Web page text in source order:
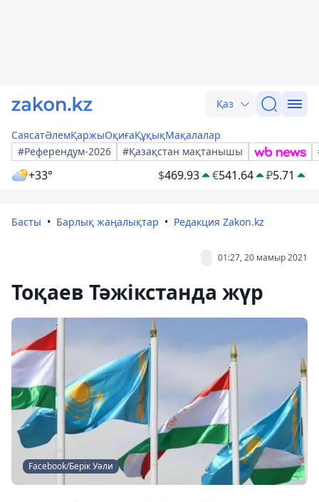
Қаз
СаясатӘлемҚаржыОқиғаҚұқықМақалалар
#Референдум-2026
#Қазақстан мақтанышы
+33° $469.93 €541.64 ₽5.71
Басты Барлық жаңалықтар Редакция Zakon.kz
01:27, 20 мамыр 2021
Тоқаев Тәжікстанда жүр
Facebook/Берік Уәли